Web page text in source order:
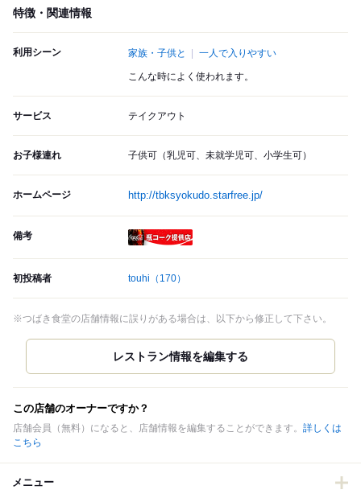
特徴・関連情報
利用シーン 家族・子供と 一人で入りやすい
こんな時によく使われます。
サービス テイクアウト
お子様連れ 子供可（乳児可、未就学児可、小学生可）
ホームページ http://tbksyokudo.starfree.jp/
備考
初投稿者 touhi （170）
※つばき食堂の店舗情報に誤りがある場合は、以下から修正して下さい。
この店舗のオーナーですか？
店舗会員（無料）になると、店舗情報を編集することができます。 詳しくは
こちら
メニュー